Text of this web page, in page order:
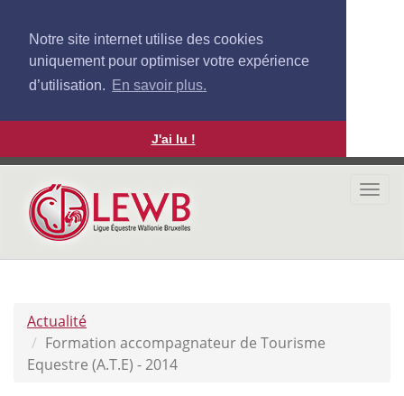
Notre site internet utilise des cookies
uniquement pour optimiser votre expérience
d’utilisation. En savoir plus.
J'ai lu !
Aller
contenu
principal
Actualité
Formation accompagnateur de Tourisme
Equestre (A.T.E) - 2014